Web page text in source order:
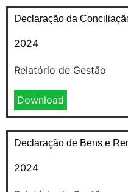
Declaração da
2024
Relatório de Gestão
Download
Declaração de Bens e
2024